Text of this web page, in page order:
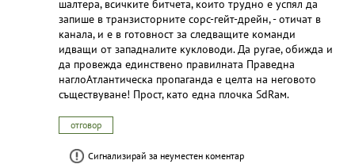
шалтера, всичките битчета, които трудно е успял да
запише в транзисторните сорс-гейт-дрейн, - отичат в
канала, и е в готовност за следващите команди
идващи от западналите кукловоди. Да ругae, обижда и
да провежда единствено правилната Праведна
наглоАтлантическа пропаганда е целта на неговото
съществуване! Пpoст, като една плочка SdRам.
отговор
Сигнализирай за неуместен коментар